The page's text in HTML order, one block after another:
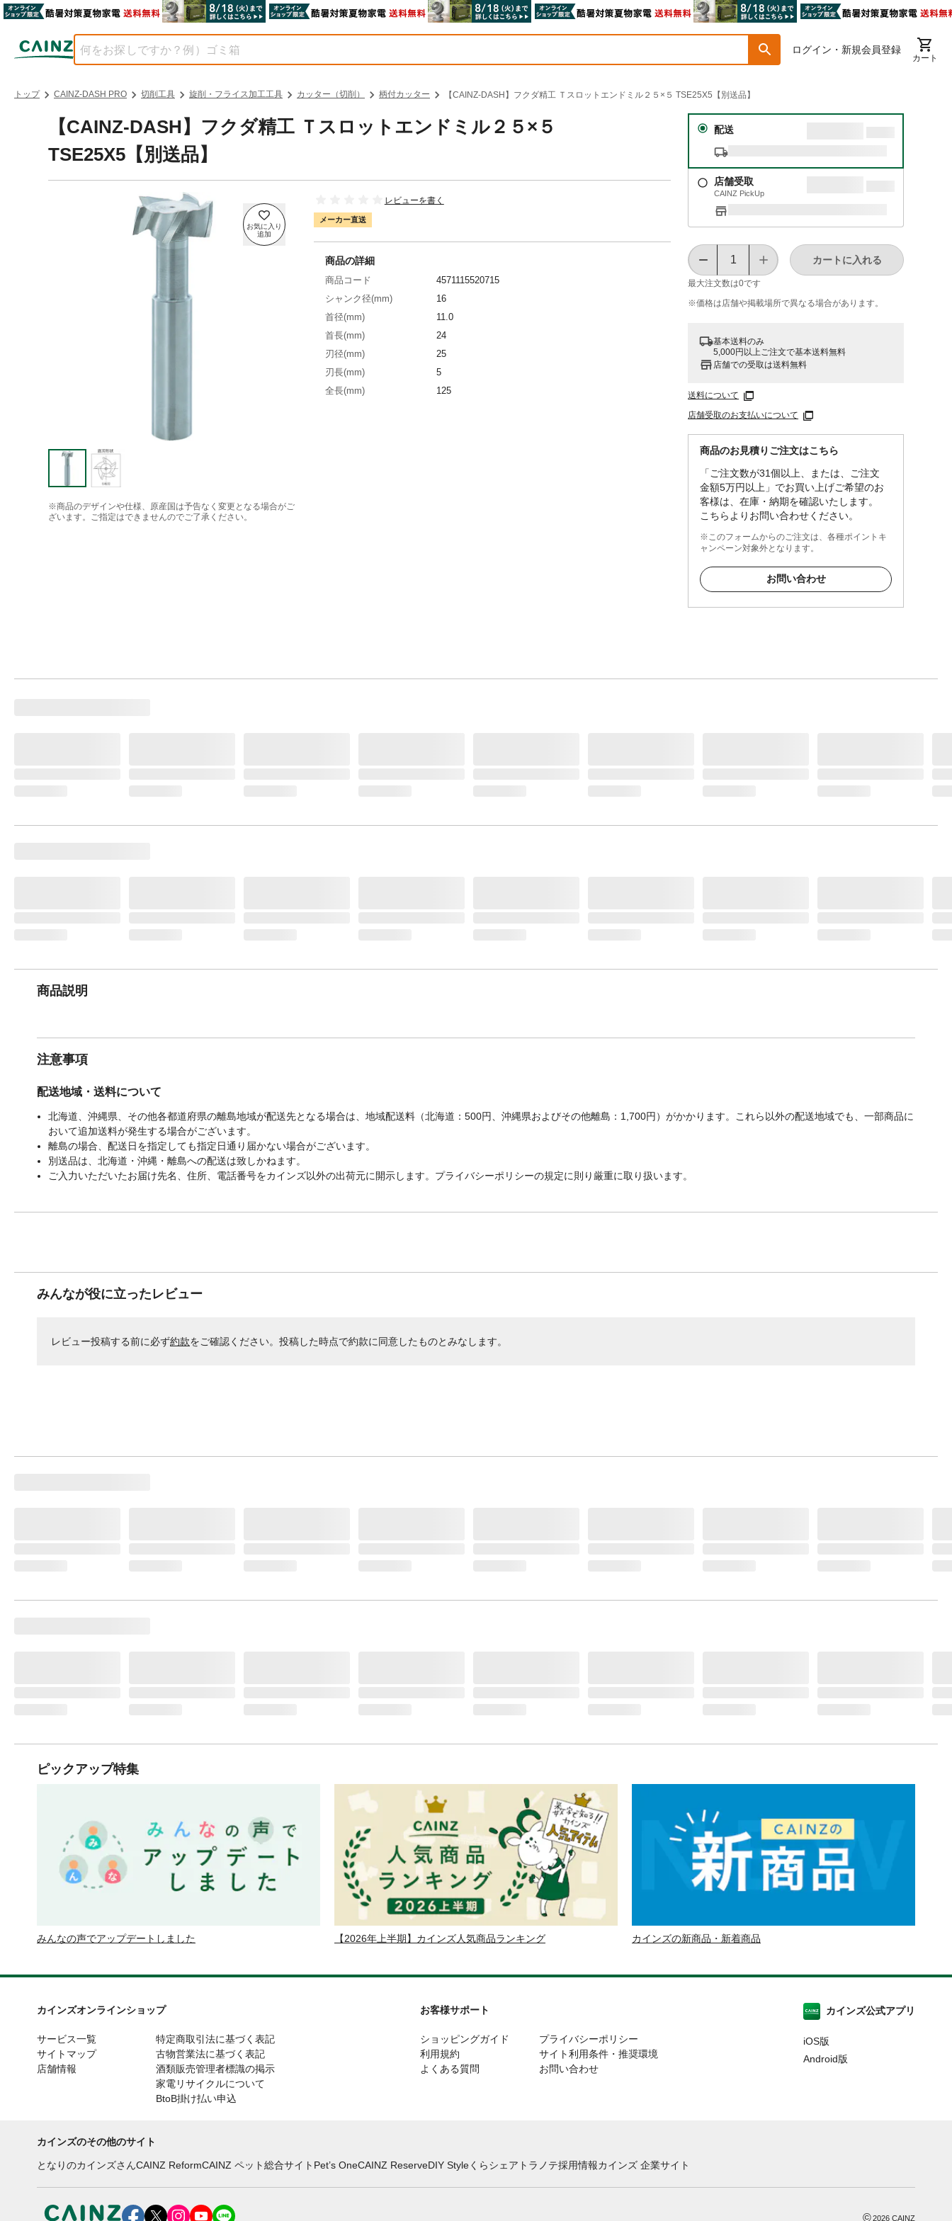
ログイン・新規会員登録
カート
トップ CAINZ-DASH PRO 切削工具 旋削・フライス加工工具 カッター（切削） 柄付カッター 【CAINZ-DASH】フクダ精工 Ｔスロットエンドミル２５×５ TSE25X5【別送品】
【CAINZ-DASH】フクダ精工 Ｔスロットエンドミル２５×５
TSE25X5【別送品】
※商品のデザインや仕様、原産国は予告なく変更となる場合がご
ざいます。ご指定はできませんのでご了承ください。
レビューを書く
メーカー直送
配送
店舗受取
CAINZ PickUp
最大注文数は0です
カートに入れる
※価格は​店舗や​掲載場所で​異なる​場合が​あります。
基本送料のみ
5,000円以上ご注文で基本送料無料
店舗での受取は送料無料
送料について
店舗受取のお支払いについて
商品のお見積りご注文はこちら
「ご注文数が31個以上、または、ご注文
金額5万円以上」でお買い上げご希望のお
客様は、在庫・納期を確認いたします。
こちらよりお問い合わせください。
※このフォームからのご注文は、各種ポイントキ
ャンペーン対象外となります。
お問い合わせ
商品の詳細
商品コード
4571115520715
シャンク径(mm)
16
首径(mm)
11.0
首長(mm)
24
刃径(mm)
25
刃長(mm)
5
全長(mm)
125
商品説明
注意事項
配送地域・送料について
北海道、沖縄県、その他各都道府県の離島地域が配送先となる場合は、地域配送料（北海道：500円、沖縄県およびその他離島：1,700円）がかかります。これら以外の配送地域でも、一部商品に
おいて追加送料が発生する場合がございます。
離島の場合、配送日を指定しても指定日通り届かない場合がございます。
別送品は、北海道・沖縄・離島への配送は致しかねます。
ご入力いただいたお届け先名、住所、電話番号をカインズ以外の出荷元に開示します。プライバシーポリシーの規定に則り厳重に取り扱います。
みんなが役に立ったレビュー
レビュー投稿する前に必ず約款をご確認ください。投稿した時点で約款に同意したものとみなします。
ピックアップ特集
みんなの声でアップデートしました 【2026年上半期】カインズ人気商品ランキング カインズの新商品・新着商品
カインズオンラインショップ
サービス一覧
サイトマップ
店舗情報
特定商取引法に基づく表記
古物営業法に基づく表記
酒類販売管理者標識の掲示
家電リサイクルについて
BtoB掛け払い申込
お客様サポート
ショッピングガイド
利用規約
よくある質問
プライバシーポリシー
サイト利用条件・推奨環境
お問い合わせ
カインズ公式アプリ
iOS版
Android版
カインズのその他のサイト
となりのカインズさんCAINZ ReformCAINZ ペット総合サイト Pet’s OneCAINZ ReserveDIY Styleくらシェア トラノテ採用情報カインズ 企業サイト
©2026 CAINZ